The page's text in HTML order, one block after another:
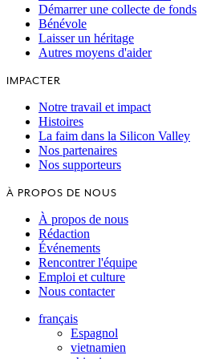
Démarrer une collecte de fonds
Bénévole
Laisser un héritage
Autres moyens d'aider
IMPACTER
Notre travail et impact
Histoires
La faim dans la Silicon Valley
Nos partenaires
Nos supporteurs
À PROPOS DE NOUS
À propos de nous
Rédaction
Événements
Rencontrer l'équipe
Emploi et culture
Nous contacter
français
Espagnol
vietnamien